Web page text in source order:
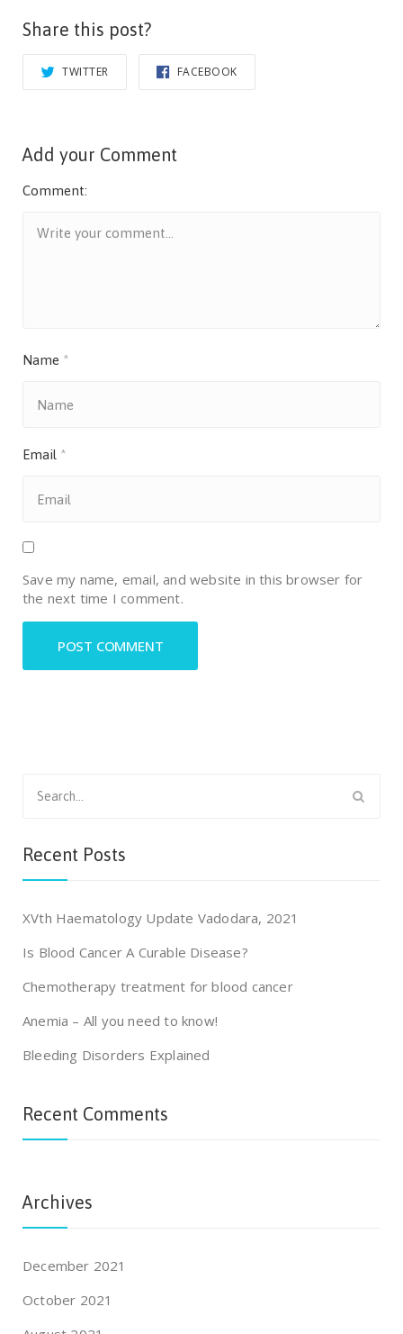
Share this post?
TWITTER FACEBOOK
Add your Comment
Comment:
Name *
Email *
Save my name, email, and website in this browser for
the next time I comment.
for:
Recent Posts
XVth Haematology Update Vadodara, 2021
Is Blood Cancer A Curable Disease?
Chemotherapy treatment for blood cancer
Anemia – All you need to know!
Bleeding Disorders Explained
Recent Comments
Archives
December 2021
October 2021